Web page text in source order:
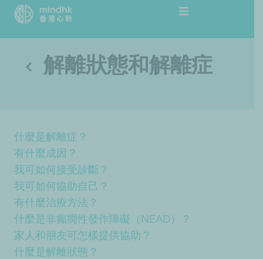
主
解離狀態和解離症
什麼是解離症？
有什麼成因？
我可如何接受診斷？
我可如何協助自己？
有什麼治療方法？
什麼是非癲癇性發作障礙（NEAD）？
家人和朋友可怎樣提供協助？
什麼是解離狀態？